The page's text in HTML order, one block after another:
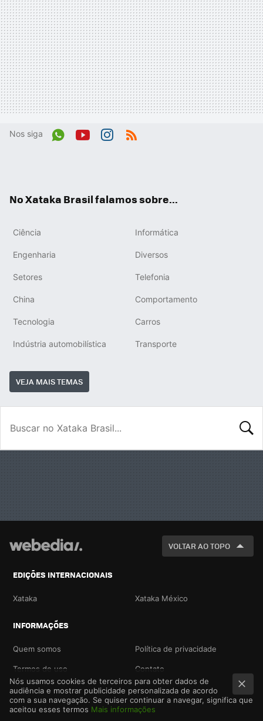
Nos siga
No Xataka Brasil falamos sobre...
Ciência Informática
Engenharia Diversos
Setores Telefonia
China Comportamento
Tecnologia Carros
Indústria automobilística Transporte
VEJA MAIS TEMAS
VOLTAR AO TOPO
EDIÇÕES INTERNACIONAIS
Xataka Xataka México
INFORMAÇÕES
Quem somos Política de privacidade
Termos de uso
Contato
Nós usamos cookies de terceiros para obter dados de
audiência e mostrar publicidade personalizada de acordo
com a sua navegação. Se quiser continuar a navegar, significa que
aceitou esses termos Mais informações